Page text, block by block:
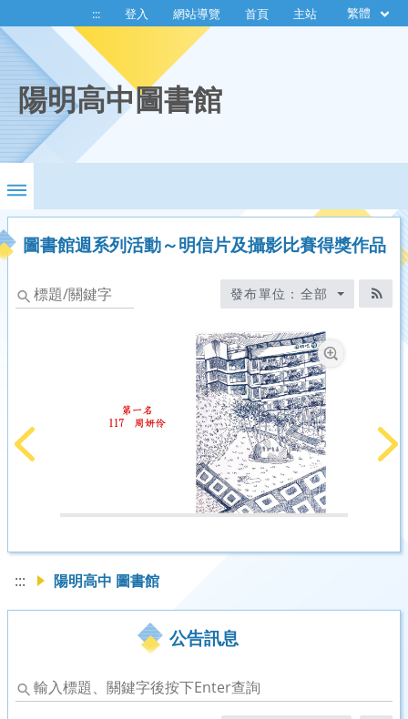
::: 登入 網站導覽 首頁 主站 繁體
陽明高中圖書館
圖書館週系列活動～明信片及攝影比賽得獎作品
標
題/
發布單位：全部
RSS
放大圖片
::: 陽明高中 圖書館
公告訊息
輸
入